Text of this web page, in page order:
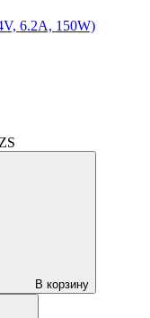
6.2A, 150W)
В корзину